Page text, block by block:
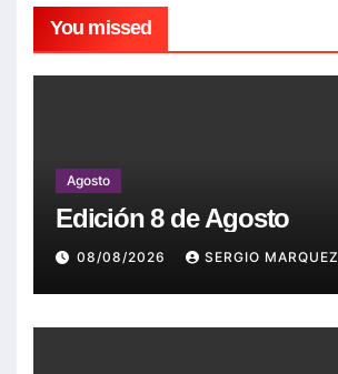
You missed
Agosto
Edición 8 de Agosto
08/08/2026 SERGIO MARQUEZ